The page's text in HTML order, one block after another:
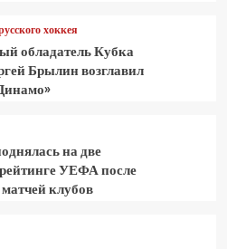
хоккея
обладатель Кубка
Брылин возглавил
на две
УЕФА после
клубов